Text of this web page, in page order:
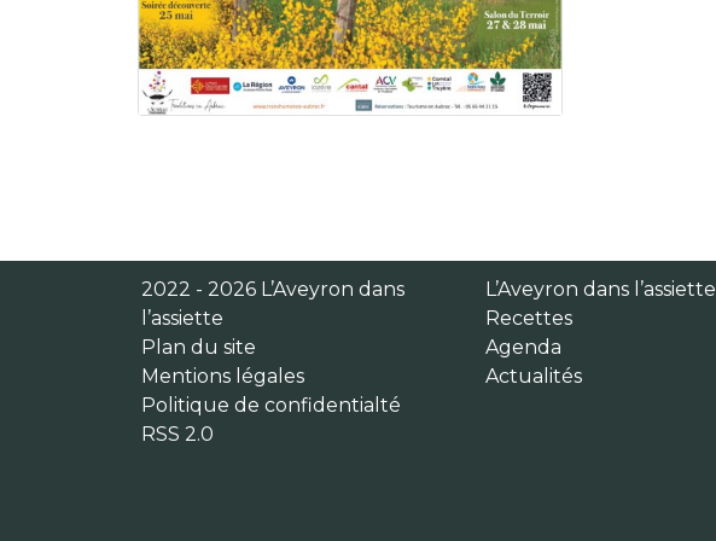
2022 - 2026 L’Aveyron dans
l’assiette
Plan du site
Mentions légales
Politique de confidentialté
RSS 2.0
L’Aveyron dans l’assiette
Recettes
Agenda
Actualités